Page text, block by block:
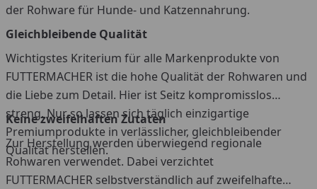
der Rohware für Hunde- und Katzennahrung.
Gleichbleibende Qualität
Wichtigstes Kriterium für alle Markenprodukte von
FUTTERMACHER ist die hohe Qualität der Rohwaren und
die Liebe zum Detail. Hier ist Seitz kompromisslos
streng. Nur so lassen sich täglich einzigartige
Premiumprodukte in verlässlicher, gleichbleibender
Qualität herstellen.
Keine zweifelhaften Zutaten
Zur Herstellung werden überwiegend regionale
Rohwaren verwendet. Dabei verzichtet
FUTTERMACHER selbstverständlich auf zweifelhafte